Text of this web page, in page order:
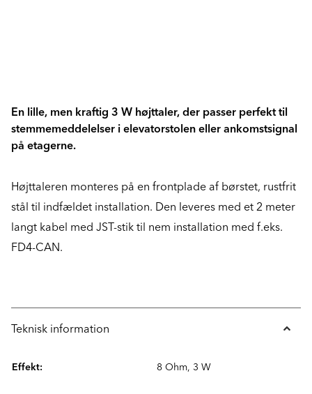
En lille, men kraftig 3 W højttaler, der passer perfekt til
stemmemeddelelser i elevatorstolen eller ankomstsignal
på etagerne.
Højttaleren monteres på en frontplade af børstet, rustfrit
stål til indfældet installation. Den leveres med et 2 meter
langt kabel med JST-stik til nem installation med f.eks.
FD4-CAN.
Teknisk information
Effekt: 8 Ohm, 3 W